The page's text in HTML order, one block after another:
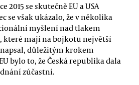
2015 se skutečně EU a USA
se však ukázalo, že v několika
myšlení nad tlakem
mají na bojkotu největší
důležitým krokem
bylo to, že Česká republika dala
zúčastní.